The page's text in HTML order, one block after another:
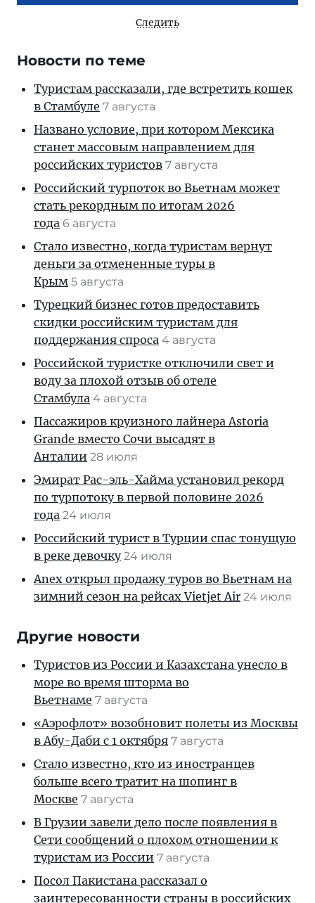
Следить
Новости по теме
Туристам рассказали, где встретить кошек
в Стамбуле 7 августа
Названо условие, при котором Мексика
станет массовым направлением для
российских туристов 7 августа
Российский турпоток во Вьетнам может
стать рекордным по итогам 2026
года 6 августа
Стало известно, когда туристам вернут
деньги за отмененные туры в
Крым 5 августа
Турецкий бизнес готов предоставить
скидки российским туристам для
поддержания спроса 4 августа
Российской туристке отключили свет и
воду за плохой отзыв об отеле
Стамбула 4 августа
Пассажиров круизного лайнера Astoria
Grande вместо Сочи высадят в
Анталии 28 июля
Эмират Рас-эль-Хайма установил рекорд
по турпотоку в первой половине 2026
года 24 июля
Российский турист в Турции спас тонущую
в реке девочку 24 июля
Anex открыл продажу туров во Вьетнам на
зимний сезон на рейсах Vietjet Air 24 июля
Другие новости
Туристов из России и Казахстана унесло в
море во время шторма во
Вьетнаме 7 августа
«Аэрофлот» возобновит полеты из Москвы
в Абу-Даби с 1 октября 7 августа
Стало известно, кто из иностранцев
больше всего тратит на шопинг в
Москве 7 августа
В Грузии завели дело после появления в
Сети сообщений о плохом отношении к
туристам из России 7 августа
Посол Пакистана рассказал о
заинтересованности страны в российских